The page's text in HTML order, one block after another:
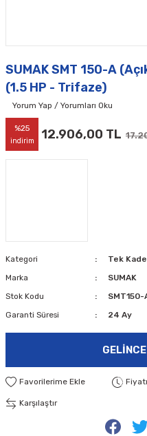
SUMAK SMT 150-A
(1.5 HP - Trifaze)
Yorum Yap / Yorumları Oku
%25
indirim 12.906,00 TL
Kategori Tek
Marka
SUMAK
Stok Kodu
SMT150-
Garanti Süresi
24 Ay
Karşılaştır